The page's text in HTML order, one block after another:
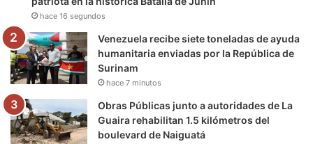
k
m
hace 16 segundos
Venezuela recibe siete toneladas de ayuda
humanitaria enviadas por la República de
Surinam
hace 7 minutos
Obras Públicas junto a autoridades de La
Guaira rehabilitan 1.5 kilómetros del
boulevard de Naiguatá